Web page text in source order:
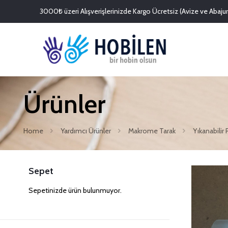
3000₺ üzeri Alışverişlerinizde Kargo Ücretsiz (Avize ve
Ürünler
Home Yardımcı Ürünler Makrome Tarak Yıkanabilir
Sepet
Sepetinizde ürün bulunmuyor.